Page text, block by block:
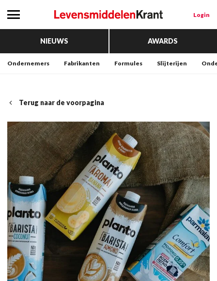
Login
NIEUWS AWARDS
Ondernemers Fabrikanten Formules Slijterijen
Terug naar de voorpagina